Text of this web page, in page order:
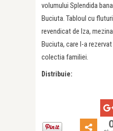
volumului Splendida
Buciuta. Tabloul cu
revendicat de Iza,
Buciuta, care l-a
colectia familiei.
Distribuie: